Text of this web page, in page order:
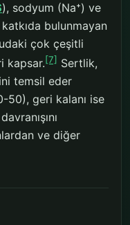
), sodyum (Na⁺) ve
bulunmayan
çok çeşitli
kapsar.[7] Sertlik,
temsil eder
50), geri kalanı ise
ve diğer